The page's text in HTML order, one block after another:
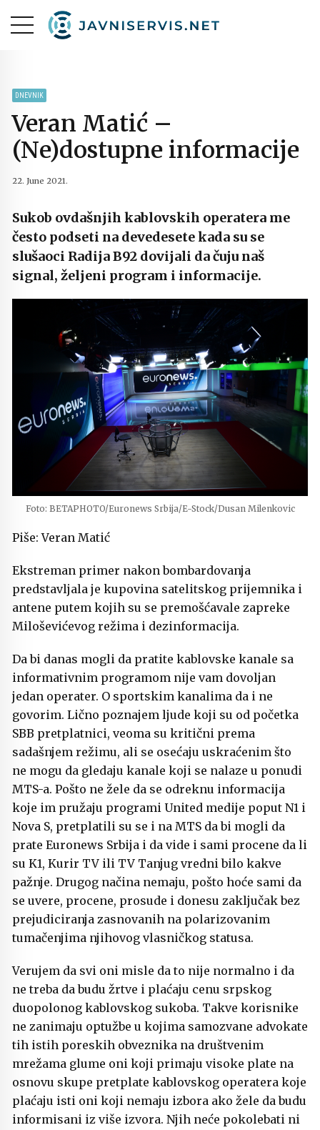
DNEVNIK
Veran Matić –
(Ne)dostupne informacije
22. June 2021.
Sukob ovdašnjih kablovskih operatera me
često podseti na devedesete kada su se
slušaoci Radija B92 dovijali da čuju naš
signal, željeni program i informacije.
Foto: BETAPHOTO/Euronews Srbija/E-Stock/Dusan Milenkovic
Piše: Veran Matić
Ekstreman primer nakon bombardovanja
predstavljala je kupovina satelitskog prijemnika i
antene putem kojih su se premošćavale zapreke
Miloševićevog režima i dezinformacija.
Da bi danas mogli da pratite kablovske kanale sa
informativnim programom nije vam dovoljan
jedan operater. O sportskim kanalima da i ne
govorim. Lično poznajem ljude koji su od početka
SBB pretplatnici, veoma su kritični prema
sadašnjem režimu, ali se osećaju uskraćenim što
ne mogu da gledaju kanale koji se nalaze u ponudi
MTS-a. Pošto ne žele da se odreknu informacija
koje im pružaju programi United medije poput N1 i
Nova S, pretplatili su se i na MTS da bi mogli da
prate Euronews Srbija i da vide i sami procene da li
su K1, Kurir TV ili TV Tanjug vredni bilo kakve
pažnje. Drugog načina nemaju, pošto hoće sami da
se uvere, procene, prosude i donesu zaključak bez
prejudiciranja zasnovanih na polarizovanim
tumačenjima njihovog vlasničkog statusa.
Verujem da svi oni misle da to nije normalno i da
ne treba da budu žrtve i plaćaju cenu srpskog
duopolonog kablovskog sukoba. Takve korisnike
ne zanimaju optužbe u kojima samozvane advokate
tih istih poreskih obveznika na društvenim
mrežama glume oni koji primaju visoke plate na
osnovu skupe pretplate kablovskog operatera koje
plaćaju isti oni koji nemaju izbora ako žele da budu
informisani iz više izvora. Njih neće pokolebati ni